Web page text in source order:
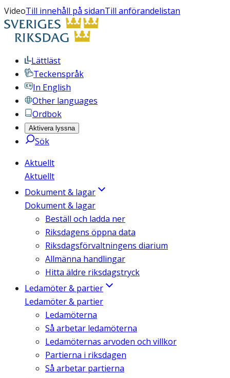
VideoTill innehåll på sidanTill anförandelistan
Lättläst
Teckenspråk
In English
Other languages
Ordbok
Aktivera lyssna
Sök
Aktuellt
Aktuellt
Dokument & lagar
Dokument & lagar
Beställ och ladda ner
Riksdagens öppna data
Riksdagsförvaltningens diarium
Allmänna handlingar
Hitta äldre riksdagstryck
Ledamöter & partier
Ledamöter & partier
Ledamöterna
Så arbetar ledamöterna
Ledamöternas arvoden och villkor
Partierna i riksdagen
Så arbetar partierna